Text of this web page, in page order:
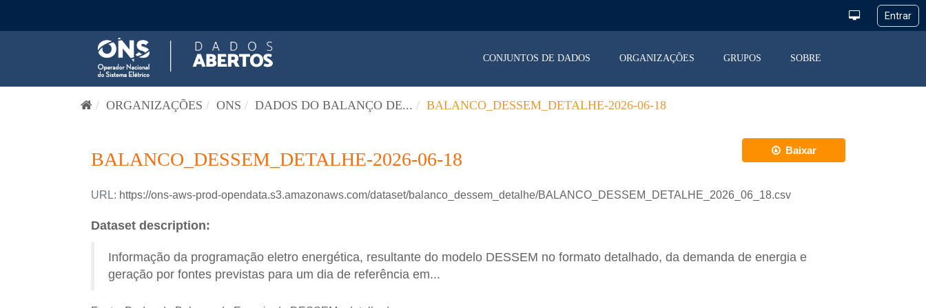
CONJUNTOS DE DADOS ORGANIZAÇÕES GRUPOS SOBRE
ORGANIZAÇÕES ONS DADOS DO BALANÇO DE... BALANCO_DESSEM_DETALHE-2026-06-18
Baixar
BALANCO_DESSEM_DETALHE-2026-06-18
URL: https://ons-aws-prod-opendata.s3.amazonaws.com/dataset/balanco_dessem_detalhe/BALANCO_DESSEM_DETALHE_2026_06_18.csv
Dataset description:
Informação da programação eletro energética, resultante do modelo DESSEM no formato detalhado, da demanda de energia e
geração por fontes previstas para um dia de referência em...